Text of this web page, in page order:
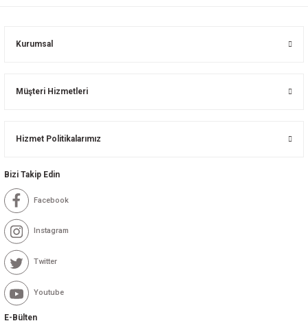
Kurumsal
Müşteri Hizmetleri
Hizmet Politikalarımız
Bizi Takip Edin
Facebook
Instagram
Twitter
Youtube
E-Bülten